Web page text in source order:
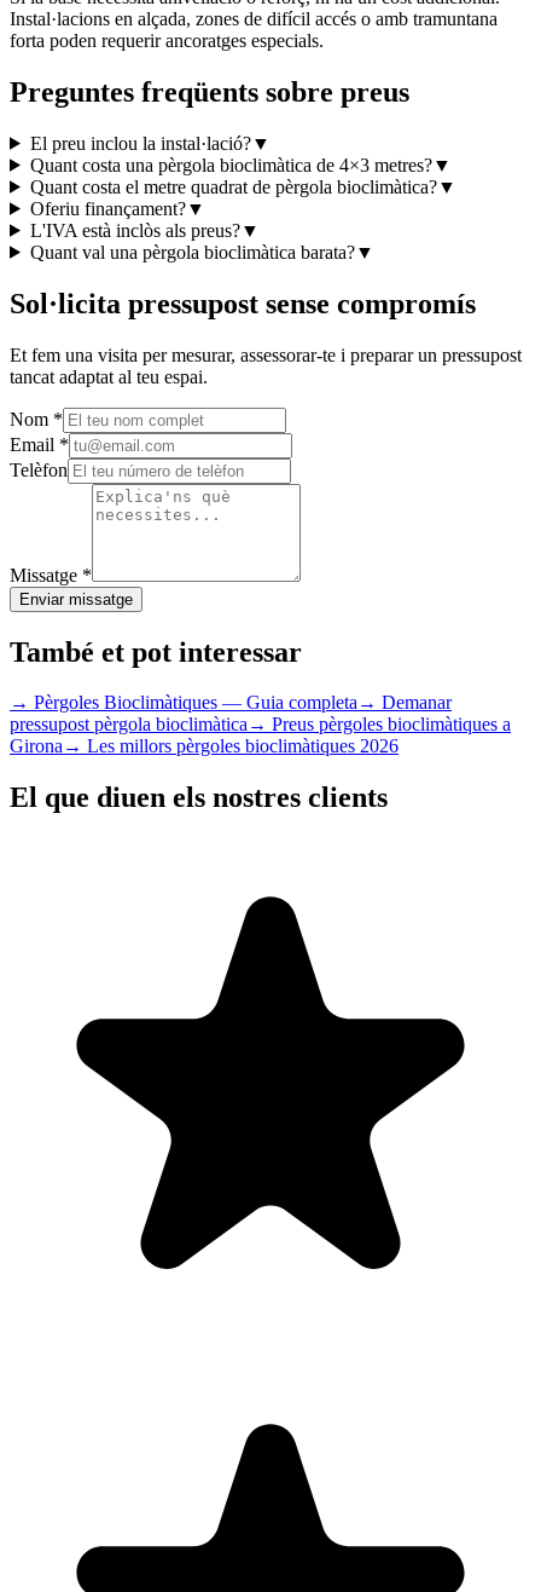
Instal·lacions en alçada, zones de difícil accés o amb tramuntana
forta poden requerir ancoratges especials.
Preguntes freqüents sobre preus
El preu inclou la instal·lació?▼
Quant costa una pèrgola bioclimàtica de 4×3 metres?▼
Quant costa el metre quadrat de pèrgola bioclimàtica?▼
Oferiu finançament?▼
L'IVA està inclòs als preus?▼
Quant val una pèrgola bioclimàtica barata?▼
Sol·licita pressupost sense compromís
Et fem una visita per mesurar, assessorar-te i preparar un pressupost
tancat adaptat al teu espai.
Nom *
Email *
Telèfon
Missatge *
Enviar missatge
També et pot interessar
→ Pèrgoles Bioclimàtiques — Guia completa→ Demanar
pressupost pèrgola bioclimàtica→ Preus pèrgoles bioclimàtiques a
Girona→ Les millors pèrgoles bioclimàtiques 2026
El que diuen els nostres clients